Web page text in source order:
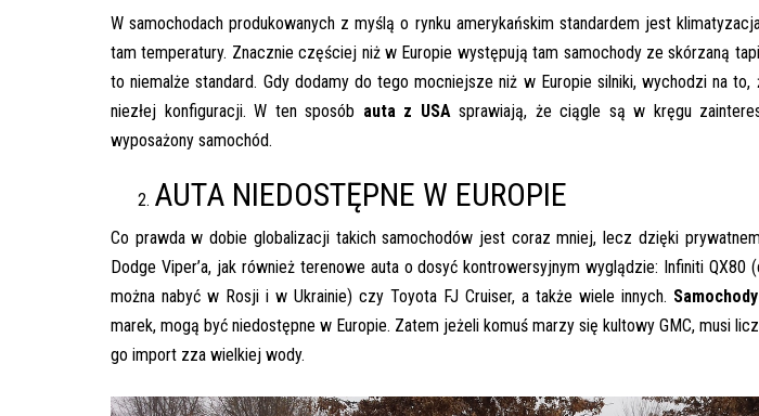
W samochodach produkowanych z myślą o rynku amerykańskim standardem jest
tam temperatury. Znacznie częściej niż w Europie występują tam samochody ze skórzaną
to niemalże standard. Gdy dodamy do tego mocniejsze niż w Europie silniki, wychodzi na
niezłej konfiguracji. W ten sposób auta z USA sprawiają, że ciągle są w kręgu
wyposażony samochód.
AUTA NIEDOSTĘPNE W EUROPIE
Co prawda w dobie globalizacji takich samochodów jest coraz mniej, lecz dzięki
Dodge Viper’a, jak również terenowe auta o dosyć kontrowersyjnym wyglądzie: Infiniti
można nabyć w Rosji i w Ukrainie) czy Toyota FJ Cruiser, a także wiele innych.
marek, mogą być niedostępne w Europie. Zatem jeżeli komuś marzy się kultowy GMC, musi
go import zza wielkiej wody.